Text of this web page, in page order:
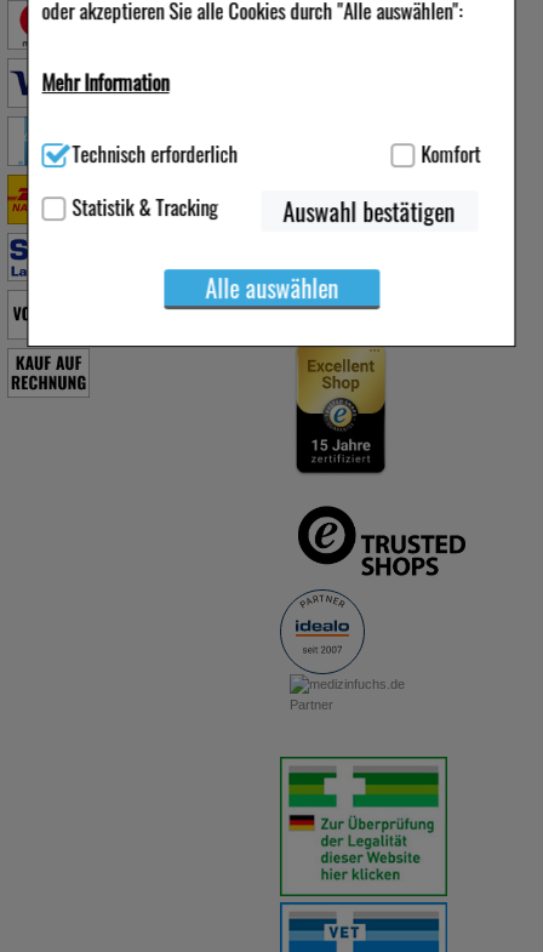
oder akzeptieren Sie alle Cookies durch "Alle auswählen":
Mehr Information
für die Grundfunktionen unserer Website notwendig sind (z.B.
verzichtet werden kann.
Einkaufserlebnis noch ansprechender zu gestalten,
beispielsweise für die Wiedererkennung des Besuchers oder
Spracheinstellung) anzupassen. Komfort-Cookies ermöglichen
es uns auch auf Ihre Bedürfnisse zugeschrittene Inhalte
anzuzeigen und unser Partnerprogramm zu betreiben.
Hierüber lassen sich Informationen über
die Art und Weise der Nutzung unserer Website sammeln, mit
können, den Inhalt auf unserer Website aber auch die Werbung
auf Drittseiten möglichst relevant für Sie zu gestalten. Bitte
beachten Sie, dass Daten hierfür teilweise an Dritte wie z.B.
Google oder soziale Medien übertragen werden.
Technisch erforderlich
Komfort
Statistik & Tracking
Auswahl bestätigen
Alle auswählen